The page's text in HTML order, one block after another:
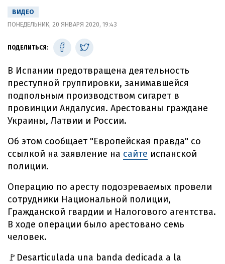
ВИДЕО
ПОНЕДЕЛЬНИК, 20 ЯНВАРЯ 2020, 19:43
ПОДЕЛИТЬСЯ:
В Испании предотвращена деятельность
преступной группировки, занимавшейся
подпольным производством сигарет в
провинции Андалусия. Арестованы граждане
Украины, Латвии и России.
Об этом сообщает "Европейская правда" со
ссылкой на заявление на сайте испанской
полиции.
Операцию по аресту подозреваемых провели
сотрудники Национальной полиции,
Гражданской гвардии и Налогового агентства.
В ходе операции было арестовано семь
человек.
🚩Desarticulada una banda dedicada a la